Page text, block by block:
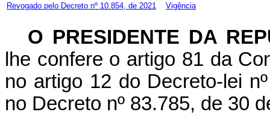
Revogado pelo Decreto nº 10.854, de 2021 Vigência
O PRESIDENTE DA
lhe confere o artigo 81 da
no artigo 12 do Decreto-lei
no Decreto nº 83.785, de 30